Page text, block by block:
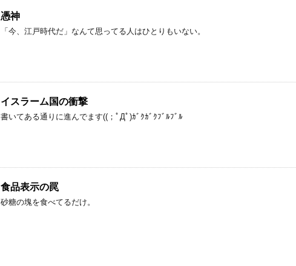
憑神
「今、江戸時代だ」なんて思ってる人はひとりもいない。
イスラーム国の衝撃
書いてある通りに進んでます((；ﾟДﾟ)ｶﾞｸｶﾞｸﾌﾞﾙﾌﾞﾙ
食品表示の罠
砂糖の塊を食べてるだけ。